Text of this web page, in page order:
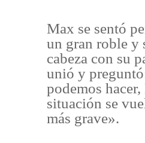
Max se sentó
un gran roble y
cabeza con su
unió y
podemos
situación se
más grave».